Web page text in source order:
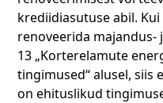
krediidiasutuse abil.
renoveerida
13 „Korterelamute
tingimused“ alusel, siis
on ehituslikud